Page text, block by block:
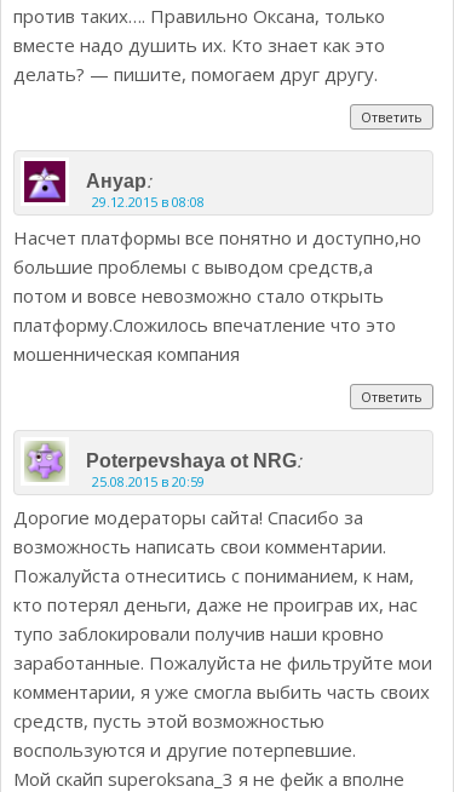
против таких…. Правильно Оксана, только
вместе надо душить их. Кто знает как это
делать? — пишите, помогаем друг другу.
Ответить
Ануар:
29.12.2015 в 08:08
Насчет платформы все понятно и доступно,но
большие проблемы с выводом средств,а
потом и вовсе невозможно стало открыть
платформу.Сложилось впечатление что это
мошенническая компания
Ответить
Poterpevshaya ot NRG:
25.08.2015 в 20:59
Дорогие модераторы сайта! Спасибо за
возможность написать свои комментарии.
Пожалуйста отнеситись с пониманием, к нам,
кто потерял деньги, даже не проиграв их, нас
тупо заблокировали получив наши кровно
заработанные. Пожалуйста не фильтруйте мои
комментарии, я уже смогла выбить часть своих
средств, пусть этой возможностью
воспользуются и другие потерпевшие.
Мой скайп superoksana_3 я не фейк а вполне